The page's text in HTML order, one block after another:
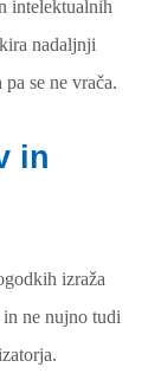
intelektualnih
nadaljnji
se ne vrača.
in
izraža
ne nujno tudi